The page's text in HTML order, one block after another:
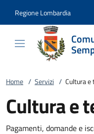
Regione Lombardia
Home / Servizi / Cultura e
Cultura e
Pagamenti, domande e